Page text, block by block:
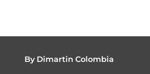
By Dimartin Colombia